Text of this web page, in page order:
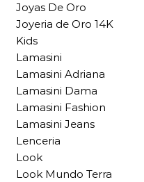
Joyas De Oro
Joyeria de Oro 14K
Kids
Lamasini
Lamasini Adriana
Lamasini Dama
Lamasini Fashion
Lamasini Jeans
Lenceria
Look
Look Mundo Terra